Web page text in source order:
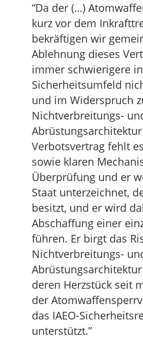
“Da der (…)
kurz vor dem
bekräftigen wir
Ablehnung dieses
immer schwierigere
Sicherheitsumfeld
und im Widerspruch
Nichtverbreitungs-
Verbotsvertrag fehlt
sowie klaren
Überprüfung und er
Staat unterzeichnet,
besitzt, und er wird
Abschaffung einer
führen. Er birgt das
Nichtverbreitungs-
deren Herzstück seit
der
das IAEO-
unterstützt.”